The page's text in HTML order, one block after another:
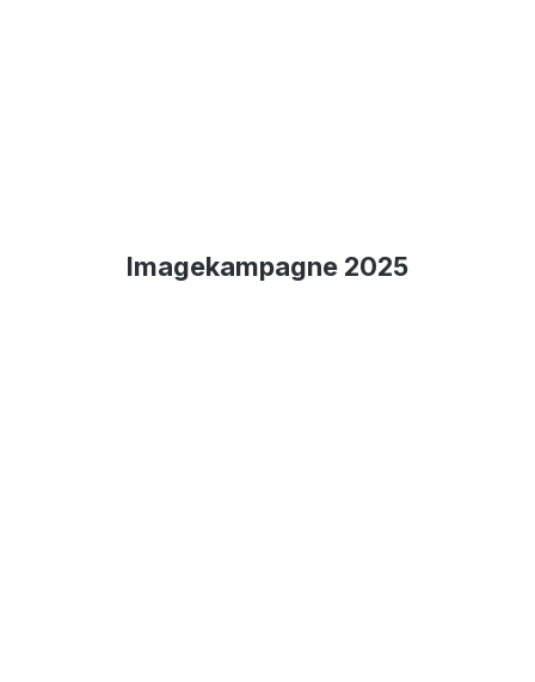
Imagekampagne 2025